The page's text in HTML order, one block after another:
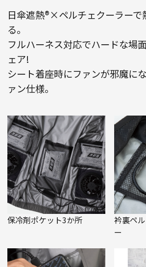
日傘遮熱®×ペルチェクーラーで
る。
フルハーネス対応でハードな場
ェア!
シート着座時にファンが邪魔に
ァン仕様。
保冷剤ポケット3か所
衿裏ペ
ー